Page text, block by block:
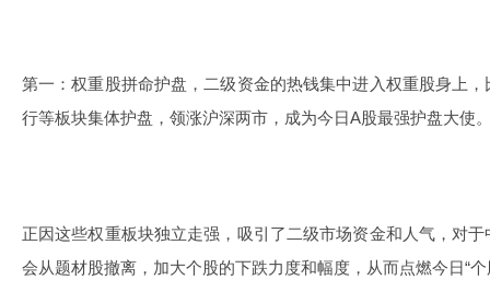
第一：权重股拼命护盘，二级资金的热钱集中进入权重股身上
行等板块集体护盘，领涨沪深两市，成为今日A股最强护盘大使
正因这些权重板块独立走强，吸引了二级市场资金和人气，对
会从题材股撤离，加大个股的下跌力度和幅度，从而点燃今日“